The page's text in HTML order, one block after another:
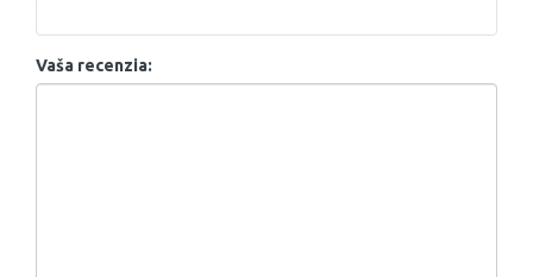
Vaša recenzia: